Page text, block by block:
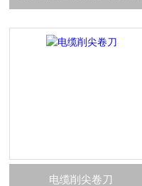
电缆削尖卷刀